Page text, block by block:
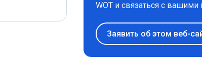
WOT и связаться с вашими
Заявить об этом веб-